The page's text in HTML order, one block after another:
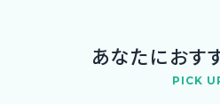
あなたにおす
PICK